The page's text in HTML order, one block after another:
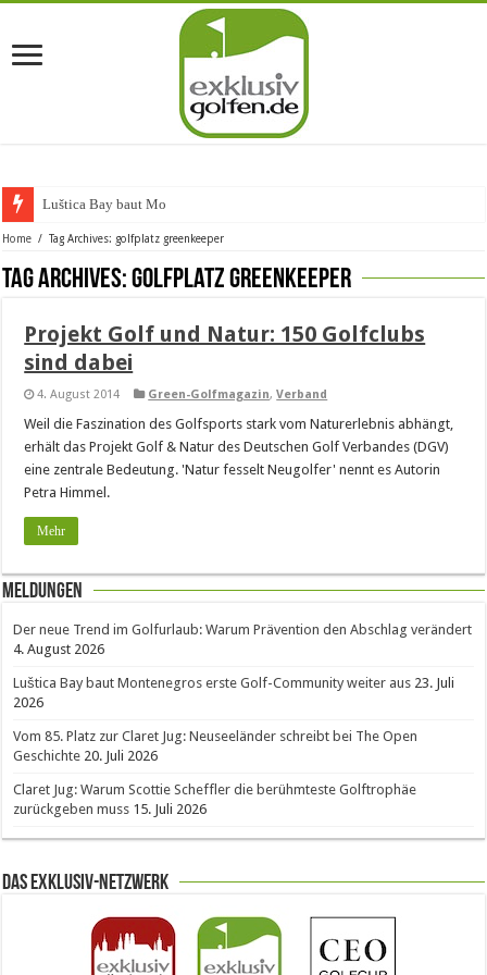
Luštica Bay baut Monten
Home / Tag Archives: golfplatz greenkeeper
Tag Archives:golfplatz greenkeeper
Projekt Golf und Natur: 150 Golfclubs
sind dabei
4. August 2014 Green-Golfmagazin,Verband
Weil die Faszination des Golfsports stark vom Naturerlebnis abhängt,
erhält das Projekt Golf & Natur des Deutschen Golf Verbandes (DGV)
eine zentrale Bedeutung. 'Natur fesselt Neugolfer' nennt es Autorin
Petra Himmel.
Mehr
Meldungen
Der neue Trend im Golfurlaub: Warum Prävention den Abschlag verändert
4. August 2026
Luštica Bay baut Montenegros erste Golf-Community weiter aus 23. Juli
2026
Vom 85. Platz zur Claret Jug: Neuseeländer schreibt bei The Open
Geschichte 20. Juli 2026
Claret Jug: Warum Scottie Scheffler die berühmteste Golftrophäe
zurückgeben muss 15. Juli 2026
Das Exklusiv-Netzwerk